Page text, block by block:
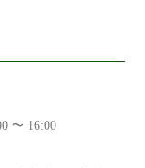
〜 16:00